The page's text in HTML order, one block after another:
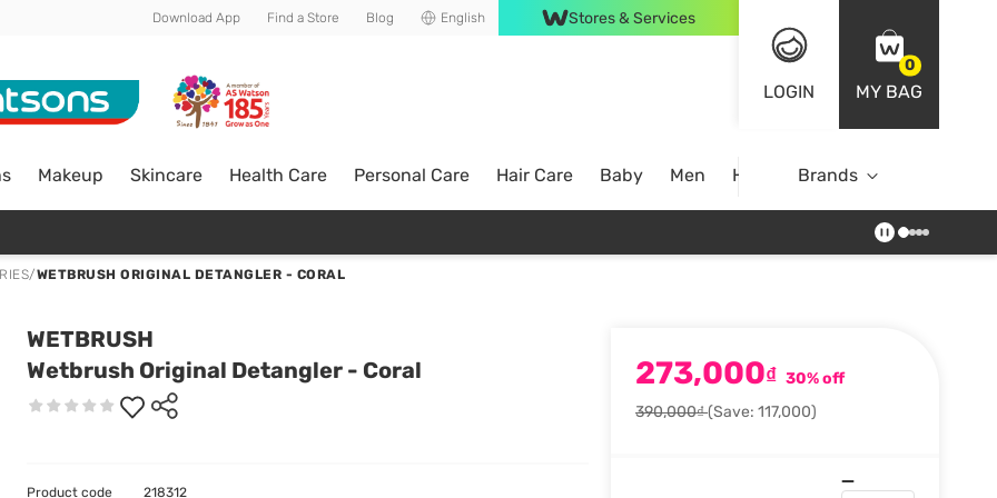
Download App Find a Store Blog English Stores & Services
LOGIN
0
MY BAG
Makeup Skincare Health Care Personal Care Hair Care Baby Men Home Brands
/WETBRUSH ORIGINAL DETANGLER - CORAL
WETBRUSH
Wetbrush Original Detangler - Coral
273,000₫ 30% off
390,000₫(Save: 117,000)
Product code 218312